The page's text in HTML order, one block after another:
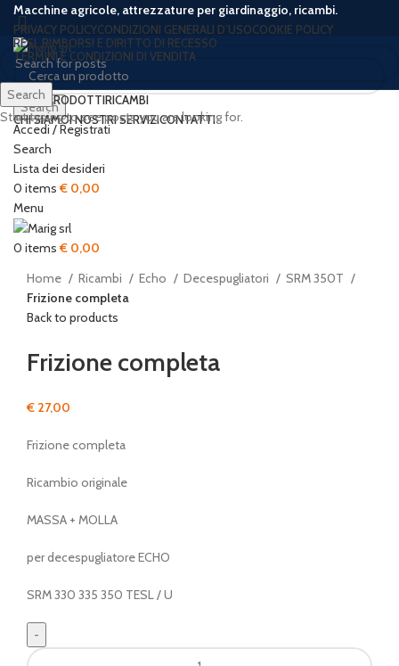
Macchine agricole, attrezzature per giardinaggio, ricambi.
PRIVACY POLICYCONDIZIONI GENERALI D’USOCOOKIE POLICY
RESI, RIMBORSI E DIRITTO DI RECESSO
TERMINI E CONDIZIONI DI VENDITA
Search
Accedi / Registrati
Search
Lista dei desideri
0 items € 0,00
Menu
0 items € 0,00
HOME PRODOTTIRICAMBI
CHI SIAMOI NOSTRI SERVIZICONTATTI
Click to enlarge
Home Ricambi Echo Decespugliatori
SRM 350T
Frizione completa
Back to products
Frizione completa
€ 27,00
Frizione completa
Ricambio originale
MASSA + MOLLA
per decespugliatore ECHO
SRM 330 335 350 TESL / U
Frizione
Search
Start typing to see posts you are looking for.